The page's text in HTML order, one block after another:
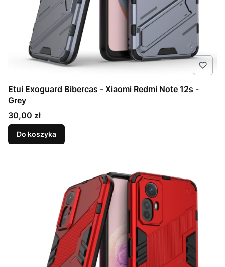
Etui Exoguard Bibercas - Xiaomi Redmi Note 12s -
Grey
Cena
30,00 zł
Do koszyka